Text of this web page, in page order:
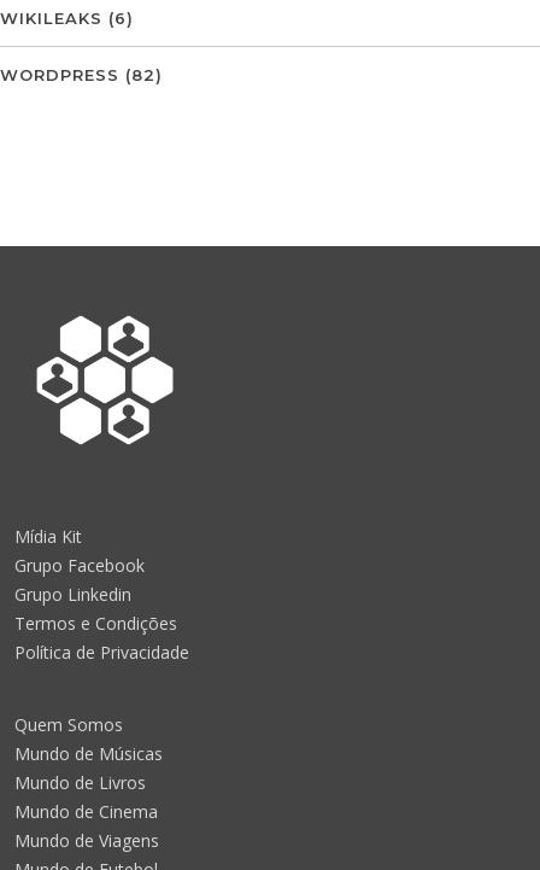
WIKILEAKS (6)
WORDPRESS (82)
Mídia Kit
Grupo Facebook
Grupo Linkedin
Termos e Condições
Política de Privacidade
Quem Somos
Mundo de Músicas
Mundo de Livros
Mundo de Cinema
Mundo de Viagens